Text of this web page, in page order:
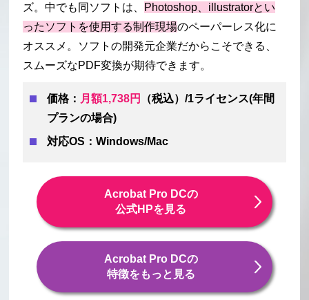
ズ。中でも同ソフトは、 Photoshop、illustratorとい
ったソフトを使用する制作現場のペーパーレス化に
オススメ。ソフトの開発元企業だからこそできる、
スムーズなPDF変換が期待できます。
価格： 月額1,738円
（税込）/1ライセンス(年間
プランの場合)
対応OS：Windows/Mac
Acrobat Pro DCの
公式HPを見る
Acrobat Pro DCの
特徴をもっと見る